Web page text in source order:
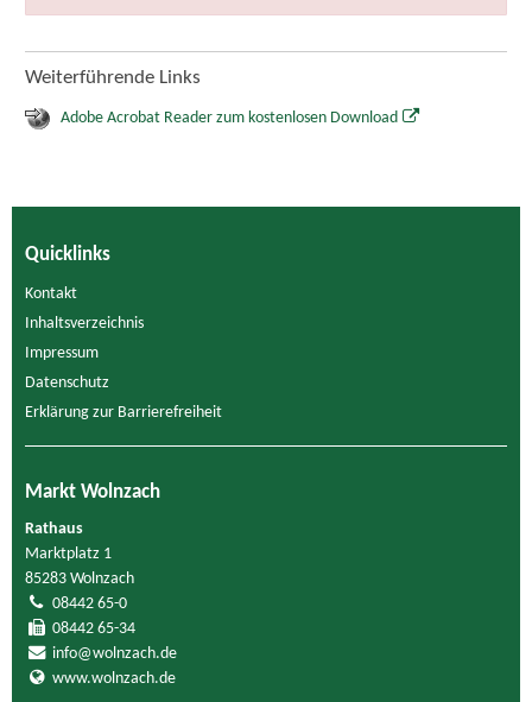
Weiterführende Links
Adobe Acrobat Reader zum kostenlosen Download
Quicklinks
Kontakt
Inhaltsverzeichnis
Impressum
Datenschutz
Erklärung zur Barrierefreiheit
Markt Wolnzach
Rathaus
Marktplatz 1
85283 Wolnzach
08442 65-0
08442 65-34
info@wolnzach.de
www.wolnzach.de